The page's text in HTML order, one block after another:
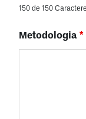
150 de 150
Metodologia *